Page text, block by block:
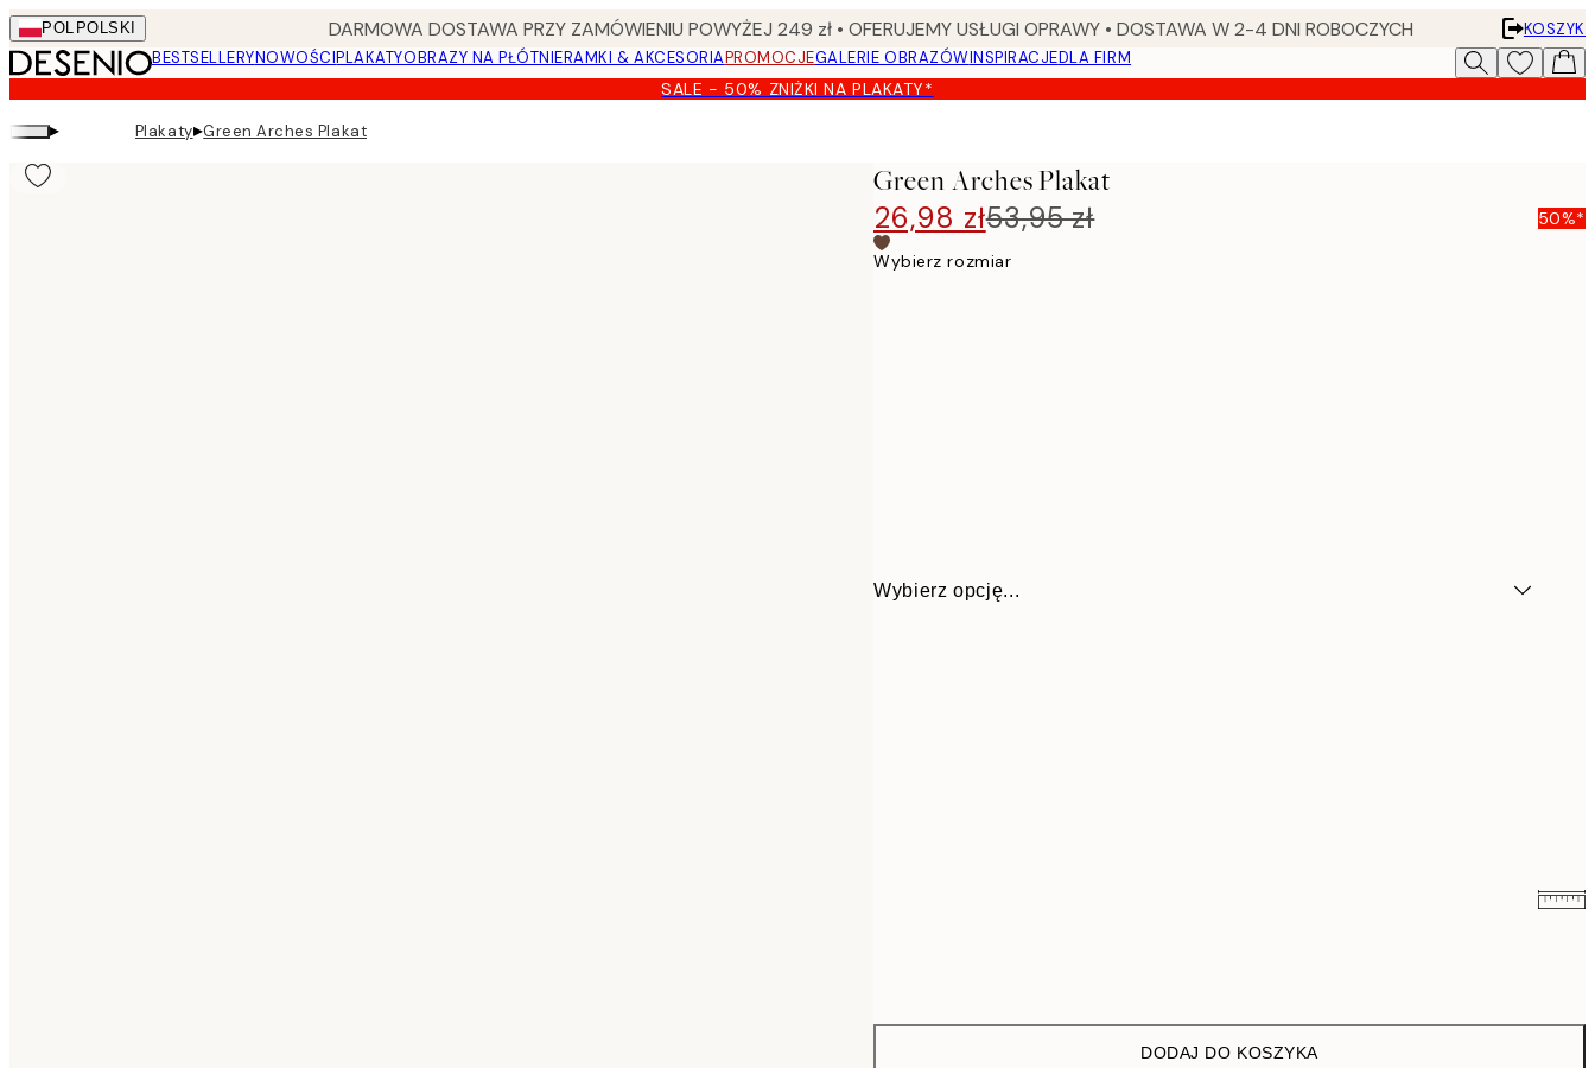
Skip
to
main
content.
POL POLSKI DARMOWA DOSTAWA PRZY ZAMÓWIENIU POWYŻEJ 249 zł • OFERUJEMY USŁUGI OPRAWY • DOSTAWA W 2-4 DNI ROBOCZYCH
KOSZYK
BESTSELLERYNOWOŚCIPLAKATYOBRAZY NA PŁÓTNIERAMKI & AKCESORIAPROMOCJEGALERIE OBRAZÓWINSPIRACJEDLA FIRM
SALE - 50% ZNIŻKI NA PLAKATY*
▸ Plakaty▸Green Arches Plakat
Green Arches Plakat
26,98 zł53,95 zł 50%*
Wybierz rozmiar
Wybierz opcję...
86 zł
DODAJ DO KOSZYKA